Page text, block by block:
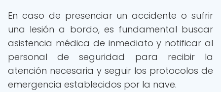
En caso de presenciar un accidente o sufrir
una lesión a bordo, es fundamental buscar
asistencia médica de inmediato y notificar al
personal de seguridad para recibir la
atención necesaria y seguir los protocolos de
emergencia establecidos por la nave.